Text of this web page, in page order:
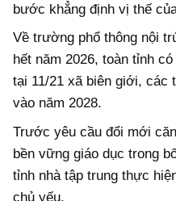
bước khẳng định vị thế
Về trường phổ thông nội
hết năm 2026, toàn tỉnh
tại 11/21 xã biên giới, các
vào năm 2028.
Trước yêu cầu đổi mới
bền vững giáo dục trong
tỉnh nhà tập trung thực
chủ yếu.